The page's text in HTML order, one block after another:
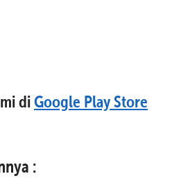
diGoogle Play Store
: